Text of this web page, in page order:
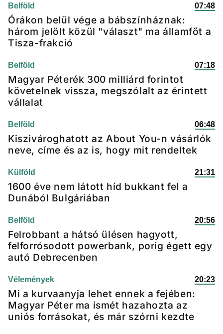
Belföld 07:48
Órákon belül vége a bábszínháznak:
három jelölt közül "választ" ma államfőt a
Tisza-frakció
Belföld 07:18
Magyar Péterék 300 milliárd forintot
követelnek vissza, megszólalt az érintett
vállalat
Belföld 06:48
Kiszivároghatott az About You-n vásárlók
neve, címe és az is, hogy mit rendeltek
Külföld 21:31
1600 éve nem látott híd bukkant fel a
Dunából Bulgáriában
Belföld 20:56
Felrobbant a hátsó ülésen hagyott,
felforrósodott powerbank, porig égett egy
autó Debrecenben
Vélemények 20:23
Mi a kurvaanyja lehet ennek a fejében:
Magyar Péter ma ismét hazahozta az
uniós forrásokat, és már szórni kezdte